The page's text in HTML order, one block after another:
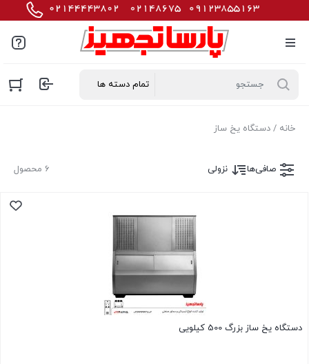
خانه / دستگاه یخ ساز
6 محصول صافی‌ها نزولی
دستگاه یخ ساز بزرگ 500 کیلویی